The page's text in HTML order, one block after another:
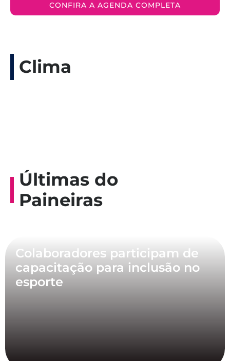
CONFIRA A AGENDA COMPLETA
Clima
Últimas do
Paineiras
Colaboradores participam de
capacitação para inclusão no
esporte